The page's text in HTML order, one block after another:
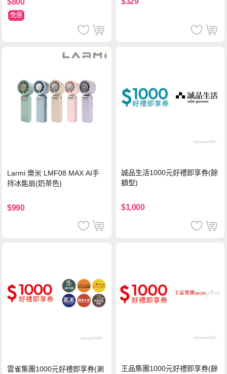
$800
免運
Larmi 樂米 LMF08 MAX AI手
持冰能扇(奶茶色)
$990
誠品生活1000元好禮即享券(餘
額型)
$1,000
雲雀集團1000元好禮即享券(涮
王品集團1000元好禮即享券(餘